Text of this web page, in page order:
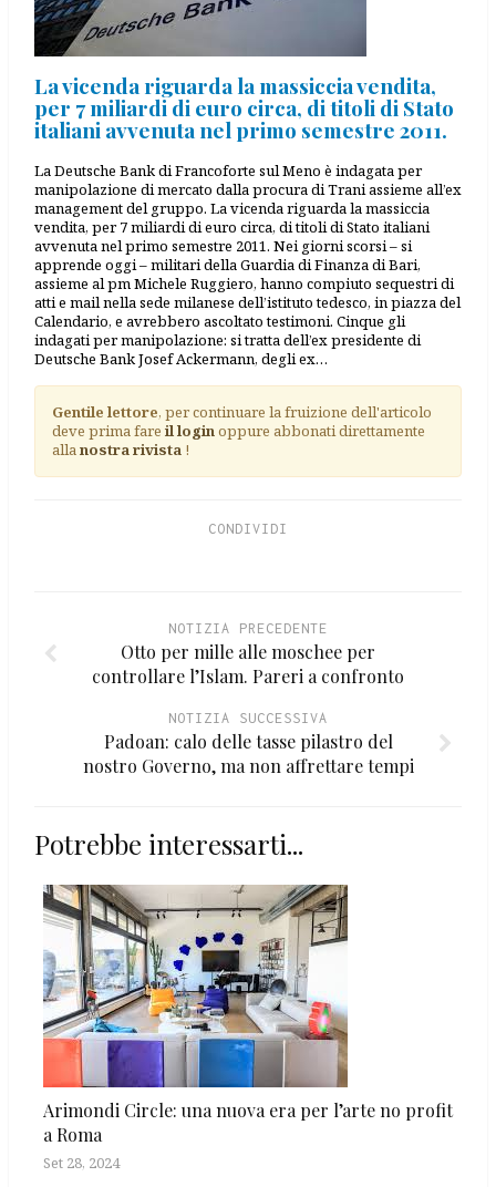
La vicenda riguarda la massiccia vendita,
per 7 miliardi di euro circa, di titoli di Stato
italiani avvenuta nel primo semestre 2011.
La Deutsche Bank di Francoforte sul Meno è indagata per
manipolazione di mercato dalla procura di Trani assieme all’ex
management del gruppo. La vicenda riguarda la massiccia
vendita, per 7 miliardi di euro circa, di titoli di Stato italiani
avvenuta nel primo semestre 2011. Nei giorni scorsi – si
apprende oggi – militari della Guardia di Finanza di Bari,
assieme al pm Michele Ruggiero, hanno compiuto sequestri di
atti e mail nella sede milanese dell’istituto tedesco, in piazza del
Calendario, e avrebbero ascoltato testimoni. Cinque gli
indagati per manipolazione: si tratta dell’ex presidente di
Deutsche Bank Josef Ackermann, degli ex…
Gentile lettore, per continuare la fruizione dell'articolo
deve prima fare il loginoppure abbonati direttamente
allanostra rivista !
CONDIVIDI
NOTIZIA PRECEDENTE
Otto per mille alle moschee per
controllare l’Islam. Pareri a confronto
NOTIZIA SUCCESSIVA
Padoan: calo delle tasse pilastro del
nostro Governo, ma non affrettare tempi
Potrebbe interessarti...
Arimondi Circle: una nuova era per l’arte no profit
a Roma
Set 28, 2024